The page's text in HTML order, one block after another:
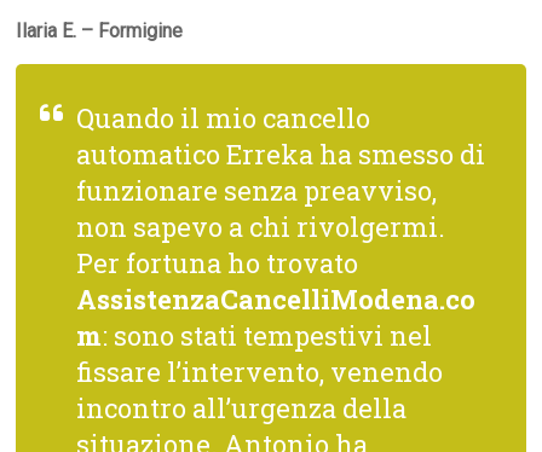
Ilaria E. – Formigine
Quando il mio cancello
automatico Erreka ha smesso di
funzionare senza preavviso,
non sapevo a chi rivolgermi.
Per fortuna ho trovato
AssistenzaCancelliModena.co
m: sono stati tempestivi nel
fissare l’intervento, venendo
incontro all’urgenza della
situazione. Antonio ha